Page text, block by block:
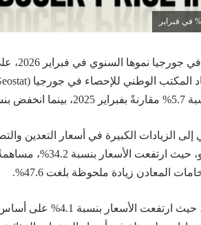
واصلت
الزيادات الكبيرة في أسعار التعدين
المعادن زيادة ملحوظة بلغت 47.6%.